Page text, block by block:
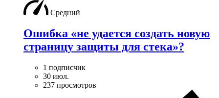
Средний
Ошибка «не удается создать новую
страницу защиты для стека»?
1 подписчик
30 июл.
237 просмотров